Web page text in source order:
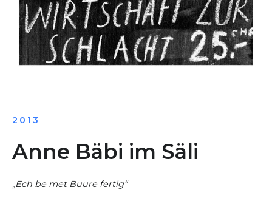
2013
Anne Bäbi im Säli
„Ech be met Buure fertig“